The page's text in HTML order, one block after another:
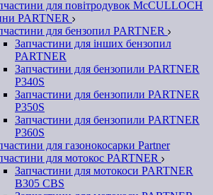
для повітродувок McCULLOCH
PARTNER
для бензопил PARTNER
Запчастини для інших бензопил
PARTNER
Запчастини для бензопили PARTNER
P340S
Запчастини для бензопили PARTNER
P350S
Запчастини для бензопили PARTNER
P360S
для газонокосарки Partner
для мотокос PARTNER
Запчастини для мотокоси PARTNER
B305 CBS